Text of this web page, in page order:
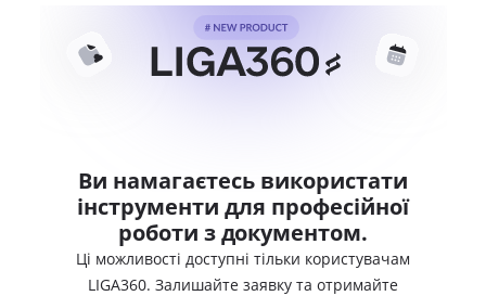
Ви намагаєтесь використати
інструменти для професійної
роботи з документом.
Ці можливості доступні тільки користувачам
LIGA360. Залишайте заявку та отримайте